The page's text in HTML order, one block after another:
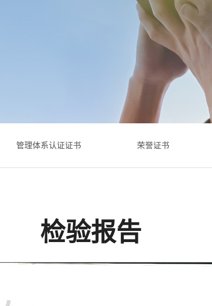
荣誉证书 专利证书
检验报告